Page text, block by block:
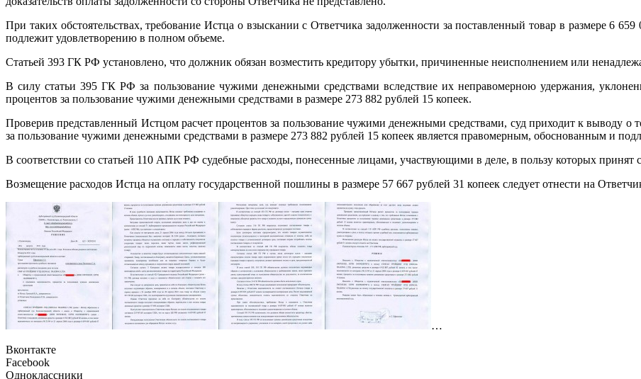
При таких обстоятельствах, требование Истца о взыскании с Ответчика задолженности за поставленный товар в размере 6
подлежит удовлетворению в полном объеме.
Статьей 393 ГК РФ установлено, что должник обязан возместить кредитору убытки, причиненные неисполнением или
В силу статьи 395 ГК РФ за пользование чужими денежными средствами вследствие их неправомерною удержания,
процентов за пользование чужими денежными средствами в размере 273 882 рублей 15 копеек.
Проверив представленный Истцом расчет процентов за пользование чужими денежными средствами, суд приходит к выводу о
за пользование чужими денежными средствами в размере 273 882 рублей 15 копеек является правомерным, обоснованным и
В соответствии со статьей 110 АПК РФ судебные расходы, понесенные лицами, участвующими в деле, в пользу которых
Возмещение расходов Истца на оплату государственной пошлины в размере 57 667 рублей 31 копеек следует отнести на
…
Вконтакте
Facebook
Одноклассники